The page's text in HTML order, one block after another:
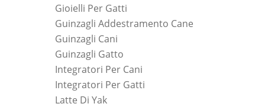
Gioielli Per Gatti
Guinzagli Addestramento Cane
Guinzagli Cani
Guinzagli Gatto
Integratori Per Cani
Integratori Per Gatti
Latte Di Yak